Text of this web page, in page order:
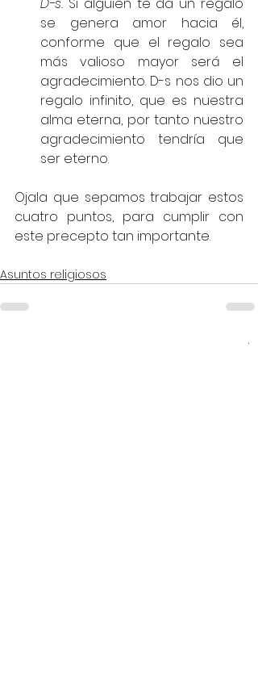
se genera amor hacia él,
conforme que el regalo sea
más valioso mayor será el
agradecimiento. D-s nos dio un
regalo infinito, que es nuestra
alma eterna, por tanto nuestro
agradecimiento tendría que
ser eterno.
Ojala que sepamos trabajar estos
cuatro puntos, para cumplir con
este precepto tan importante.
Asuntos religiosos
Ver todo